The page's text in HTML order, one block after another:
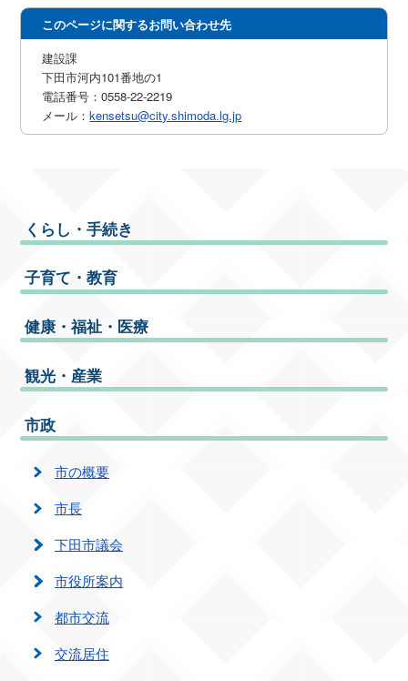
このページに関するお問い合わせ先
建設課
下田市河内101番地の1
電話番号：0558-22-2219
メール：kensetsu@city.shimoda.lg.jp
くらし・手続き
子育て・教育
健康・福祉・医療
観光・産業
市政
市の概要
市長
下田市議会
市役所案内
都市交流
交流居住